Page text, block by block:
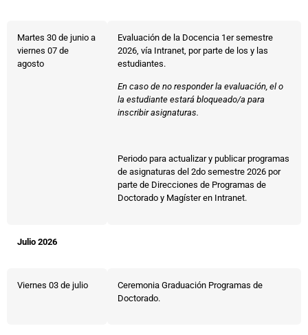
Martes 30 de junio a
viernes 07 de
agosto
Evaluación de la Docencia 1er semestre
2026, vía Intranet, por parte de los y las
estudiantes.
En caso de no responder la evaluación, el o
la estudiante estará bloqueado/a para
inscribir asignaturas.
Periodo para actualizar y publicar programas
de asignaturas del 2do semestre 2026 por
parte de Direcciones de Programas de
Doctorado y Magíster en Intranet.
Julio 2026
Viernes 03 de julio
Ceremonia Graduación Programas de
Doctorado.